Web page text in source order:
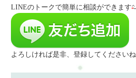
LINEのトークで簡単に相談ができます
よろしければ是非、登録してくださいね